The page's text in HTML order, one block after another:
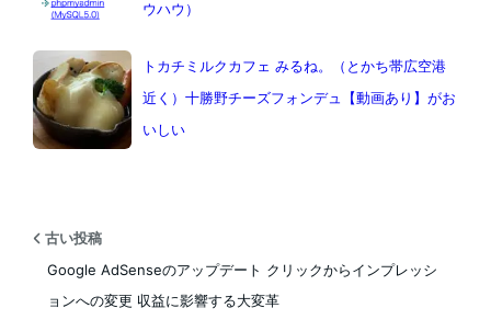
ウハウ）
トカチミルクカフェ みるね。（とかち帯広空港
近く）十勝野チーズフォンデュ【動画あり】がお
いしい
古い投稿
Google AdSenseのアップデート クリックからインプレッシ
ョンへの変更 収益に影響する大変革